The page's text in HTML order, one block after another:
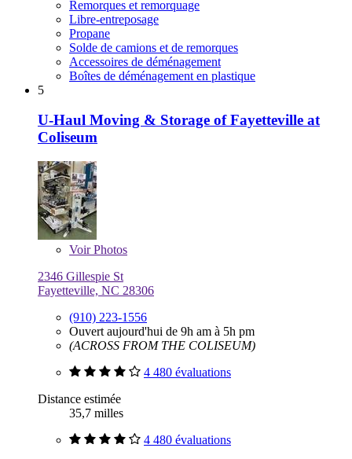
Remorques et remorquage
Libre-entreposage
Propane
Solde de camions et de remorques
Accessoires de déménagement
Boîtes de déménagement en plastique
5
U-Haul Moving & Storage of Fayetteville at
Coliseum
VoirPhotos
2346 Gillespie St
Fayetteville, NC 28306
(910) 223-1556
Ouvert aujourd'hui de 9h am à 5h pm
(ACROSS FROM THE COLISEUM)
4 480 évaluations
Distance estimée
35,7 milles
4 480 évaluations